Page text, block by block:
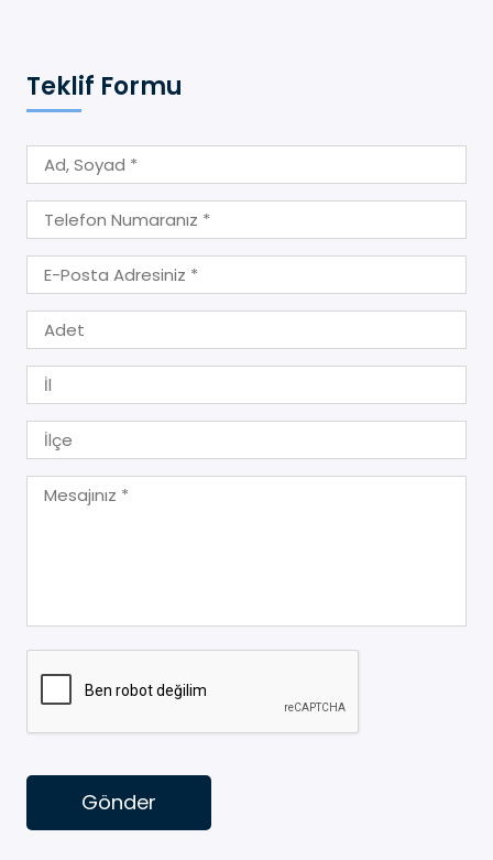
Teklif Formu
Gönder